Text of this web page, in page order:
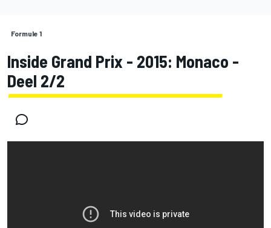
Formule 1
Inside Grand Prix - 2015: Monaco -
Deel 2/2